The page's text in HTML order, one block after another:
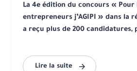
La 4e édition du concours « Pour
entrepreneurs j’AGIPI » dans la
a reçu plus de 200 candidatures,
Lire la suite